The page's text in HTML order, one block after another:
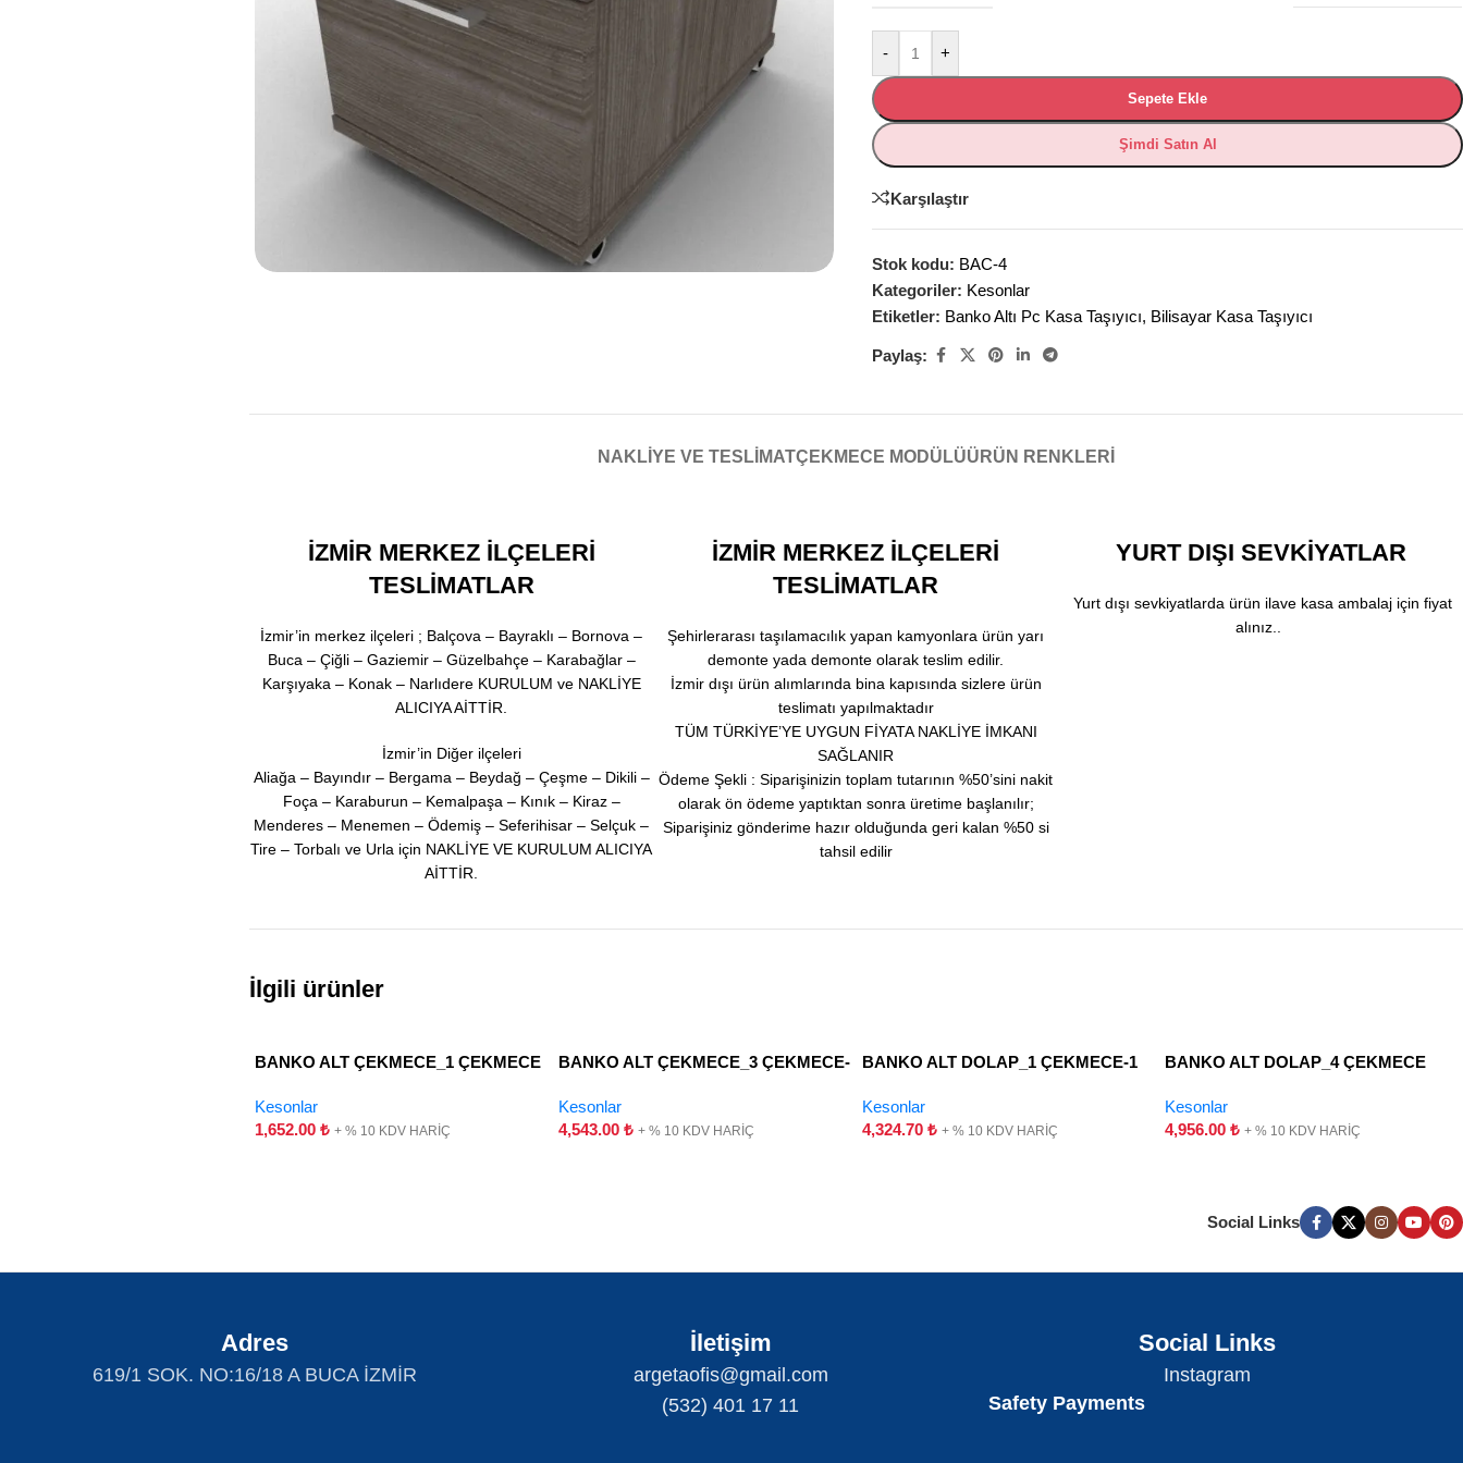
- +
Sepete Ekle
Şimdi Satın Al
Karşılaştır
Stok kodu: BAC-4
Kategoriler: Kesonlar
Etiketler: Banko Altı Pc Kasa Taşıyıcı, Bilisayar Kasa Taşıyıcı
Paylaş:
NAKLIYE VE TESLIMATÇEKMECE MODÜLÜÜRÜN RENKLERI
İZMİR MERKEZ İLÇELERİ
TESLİMATLAR
İzmir’in merkez ilçeleri ; Balçova – Bayraklı – Bornova –
Buca – Çiğli – Gaziemir – Güzelbahçe – Karabağlar –
Karşıyaka – Konak – Narlıdere KURULUM ve NAKLİYE
ALICIYA AİTTİR.
İzmir’in Diğer ilçeleri
Aliağa – Bayındır – Bergama – Beydağ – Çeşme – Dikili –
Foça – Karaburun – Kemalpaşa – Kınık – Kiraz –
Menderes – Menemen – Ödemiş – Seferihisar – Selçuk –
Tire – Torbalı ve Urla için NAKLİYE VE KURULUM ALICIYA
AİTTİR.
İZMİR MERKEZ İLÇELERİ
TESLİMATLAR
Şehirlerarası taşılamacılık yapan kamyonlara ürün yarı
demonte yada demonte olarak teslim edilir.
İzmir dışı ürün alımlarında bina kapısında sizlere ürün
teslimatı yapılmaktadır
TÜM TÜRKİYE’YE UYGUN FİYATA NAKLİYE İMKANI
SAĞLANIR
Ödeme Şekli : Siparişinizin toplam tutarının %50’sini nakit
olarak ön ödeme yaptıktan sonra üretime başlanılır;
Siparişiniz gönderime hazır olduğunda geri kalan %50 si
tahsil edilir
YURT DIŞI SEVKİYATLAR
Yurt dışı sevkiyatlarda ürün ilave kasa ambalaj için fiyat
alınız..
İlgili ürünler
BANKO ALT ÇEKMECE_1 ÇEKMECE
Kesonlar
1,652.00 ₺ + % 10 KDV HARİÇ
BANKO ALT ÇEKMECE_3 ÇEKMECE-
Kesonlar
4,543.00 ₺ + % 10 KDV HARİÇ
BANKO ALT DOLAP_1 ÇEKMECE-1
Kesonlar
4,324.70 ₺ + % 10 KDV HARİÇ
BANKO ALT DOLAP_4 ÇEKMECE
Kesonlar
4,956.00₺ + % 10 KDV HARİÇ
Social Links
Adres
619/1 SOK. NO:16/18 A BUCA İZMİR
İletişim
argetaofis@gmail.com
(532) 401 17 11
Social Links
Instagram
Safety Payments